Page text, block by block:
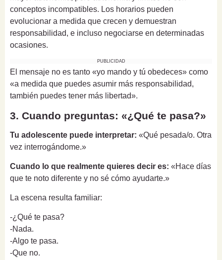
conceptos incompatibles. Los horarios pueden
evolucionar a medida que crecen y demuestran
responsabilidad, e incluso negociarse en determinadas
ocasiones.
PUBLICIDAD
El mensaje no es tanto «yo mando y tú obedeces» como
«a medida que puedes asumir más responsabilidad,
también puedes tener más libertad».
3. Cuando preguntas: «¿Qué te pasa?»
Tu adolescente puede interpretar: «Qué pesada/o. Otra
vez interrogándome.»
Cuando lo que realmente quieres decir es: «Hace días
que te noto diferente y no sé cómo ayudarte.»
La escena resulta familiar:
-¿Qué te pasa?
-Nada.
-Algo te pasa.
-Que no.